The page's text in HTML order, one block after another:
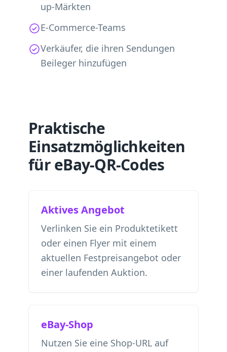
up-Märkten
E-Commerce-Teams
Verkäufer, die ihren Sendungen
Beileger hinzufügen
Praktische
Einsatzmöglichkeiten
für eBay-QR-Codes
Aktives Angebot
Verlinken Sie ein Produktetikett
oder einen Flyer mit einem
aktuellen Festpreisangebot oder
einer laufenden Auktion.
eBay-Shop
Nutzen Sie eine Shop-URL auf